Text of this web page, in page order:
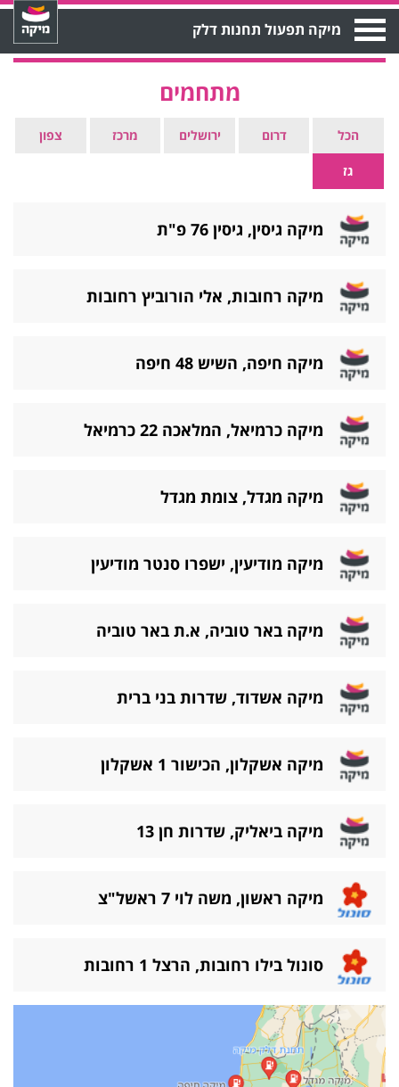
Open
Menu מיקה תפעול תחנות דלק
מתחמים
הכל דרום ירושלים מרכז צפון
גז
מיקה גיסין, גיסין 76 פ"ת
מיקה רחובות, אלי הורוביץ רחובות
מיקה חיפה, השיש 48 חיפה
מיקה כרמיאל, המלאכה 22 כרמיאל
מיקה מגדל, צומת מגדל
מיקה מודיעין, ישפרו סנטר מודיעין
מיקה באר טוביה, א.ת באר טוביה
מיקה אשדוד, שדרות בני ברית
מיקה אשקלון, הכישור 1 אשקלון
מיקה ביאליק, שדרות חן 13
מיקה ראשון, משה לוי 7 ראשל"צ
סונול בילו רחובות, הרצל 1 רחובות